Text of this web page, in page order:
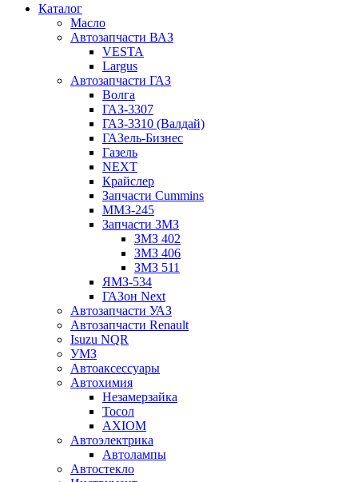
Каталог
Масло
Автозапчасти ВАЗ
VESTA
Largus
Автозапчасти ГАЗ
Волга
ГАЗ-3307
ГАЗ-3310 (Валдай)
ГАЗель-Бизнес
Газель
NEXT
Крайслер
Запчасти Cummins
ММЗ-245
Запчасти ЗМЗ
ЗМЗ 402
ЗМЗ 406
ЗМЗ 511
ЯМЗ-534
ГАЗон Next
Автозапчасти УАЗ
Автозапчасти Renault
Isuzu NQR
УМЗ
Автоаксессуары
Автохимия
Незамерзайка
Тосол
AXIOM
Автоэлектрика
Автолампы
Автостекло